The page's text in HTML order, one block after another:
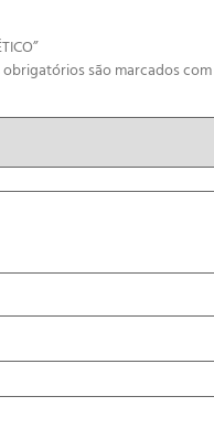
obrigatórios são marcados com